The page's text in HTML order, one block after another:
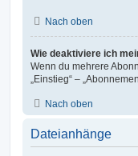
Nach oben
Wie deaktiviere ich
Wenn du mehrere
„Einstieg“ –
Nach oben
Dateianhänge